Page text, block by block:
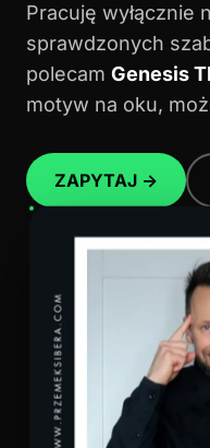
Pracuję wyłącznie
sprawdzonych
polecam Genesis
motyw na oku,
ZAPYTAJ →